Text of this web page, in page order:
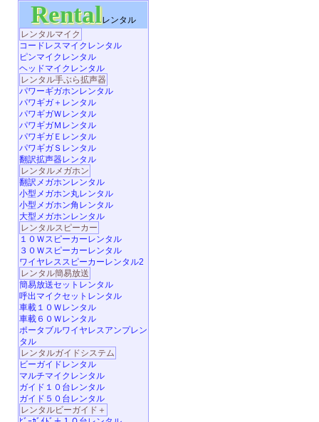
Rentalレンタル
レンタルマイク
コードレスマイクレンタル
ピンマイクレンタル
ヘッドマイクレンタル
レンタル手ぶら拡声器
パワーギガホンレンタル
パワギガ＋レンタル
パワギガＷレンタル
パワギガＭレンタル
パワギガＥレンタル
パワギガＳレンタル
翻訳拡声器レンタル
レンタルメガホン
翻訳メガホンレンタル
小型メガホン丸レンタル
小型メガホン角レンタル
大型メガホンレンタル
レンタルスピーカー
１０Ｗスピーカーレンタル
３０Ｗスピーカーレンタル
ワイヤレススピーカーレンタル2
レンタル簡易放送
簡易放送セットレンタル
呼出マイクセットレンタル
車載１０Ｗレンタル
車載６０Ｗレンタル
ポータブルワイヤレスアンプレン
タル
レンタルガイドシステム
ビーガイドレンタル
マルチマイクレンタル
ガイド１０台レンタル
ガイド５０台レンタル
レンタルビーガイド＋